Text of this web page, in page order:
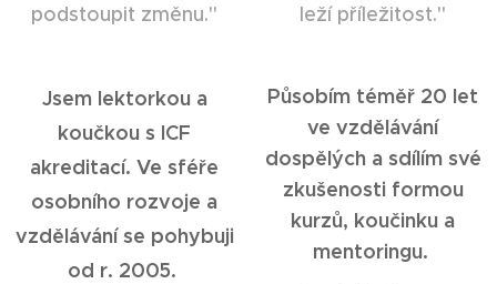
podstoupit změnu."
Jsem lektorkou a
koučkou s ICF
akreditací. Ve sféře
osobního rozvoje a
vzdělávání se pohybuji
od r. 2005.
leží příležitost."
Působím téměř 20 let
ve vzdělávání
dospělých a sdílím své
zkušenosti formou
kurzů, koučinku a
mentoringu.